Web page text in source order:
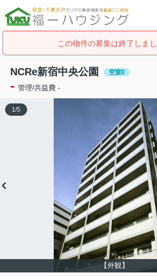
この物件の募集は終了しまし
NCRe新宿中央公園 空室0
- 管理/共益費 -
【外観】
1/5